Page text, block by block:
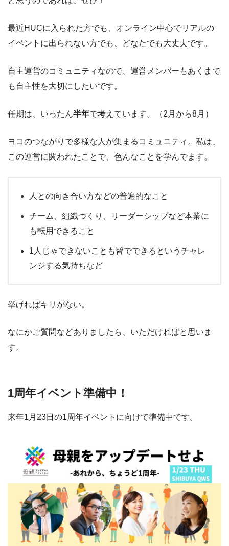
最近HUCに入られた方でも、オンライン中心でリアルの
イベントに出られない方でも、どなたでも大丈夫です。
自主運営のコミュニティなので、運営メンバーもあくまで
も自主性を大切にしたいです。
任期は、いったん半年で考えています。（2月から8月）
ヨコのつながりで多様な人が集まるコミュニティ。私は、
この運営に関われたことで、色んなことを学んでます。
人との向き合い方などの普遍的なこと
チーム、組織づくり、リーダーシップなど本業に
も転用できること
1人じゃできないことも皆でできるというチャレ
ンジする気持ちなど
挙げればキリがない。
なにかご質問などありましたら、いただければと思いま
す。
1周年イベント準備中！
来年1月23日の1周年イベントに向けて準備中です。